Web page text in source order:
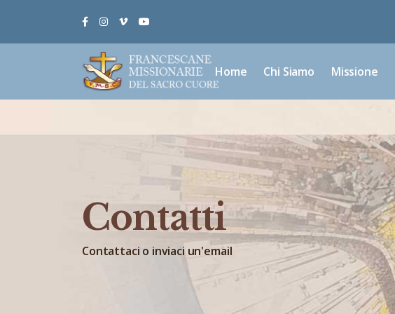
FacebookInstagram
Vimeo
Home Chi Siamo Missione
Contatti
Contattaci o inviaci un'email